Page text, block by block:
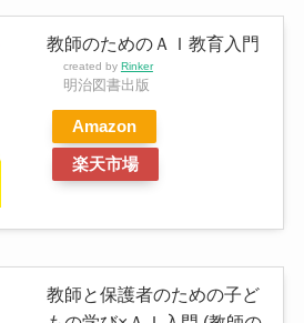
教師のためのＡＩ教育入門
created by Rinker
明治図書出版
Amazon
楽天市場
教師と保護者のための子ど